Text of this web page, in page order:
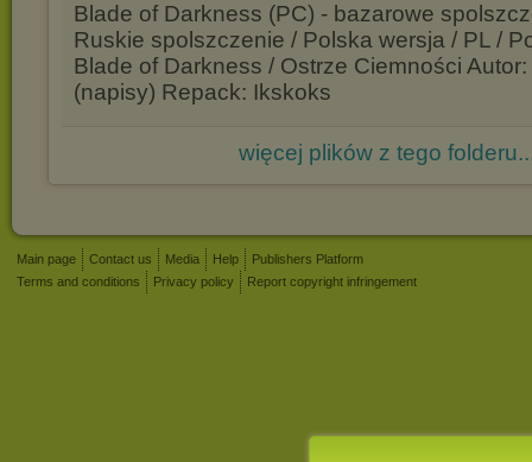
Blade of Darkness (PC) - bazarowe
Ruskie spolszczenie / Polska wersja / PL /
Blade of Darkness / Ostrze Ciemności
(napisy) Repack: Ikskoks
więcej plików z tego
Main page Contact us Media Help
Publishers Platform
Terms and conditions
Privacy policy Report copyright infringement